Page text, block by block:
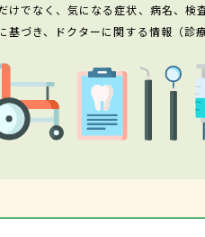
でなく、気になる症状、病名、検
基づき、ドクターに関する情報（診